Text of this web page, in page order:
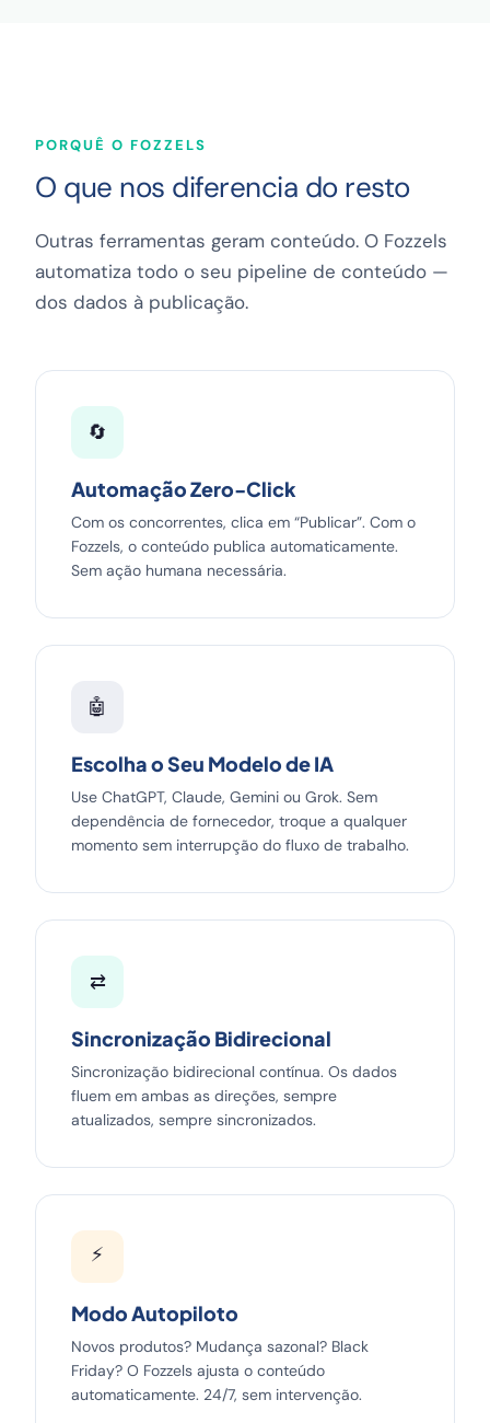
PORQUÊ O FOZZELS
O que nos diferencia do resto
Outras ferramentas geram conteúdo. O Fozzels
automatiza todo o seu pipeline de conteúdo —
dos dados à publicação.
🔄
Automação Zero-Click
Com os concorrentes, clica em “Publicar”. Com o
Fozzels, o conteúdo publica automaticamente.
Sem ação humana necessária.
🤖
Escolha o Seu Modelo de IA
Use ChatGPT, Claude, Gemini ou Grok. Sem
dependência de fornecedor, troque a qualquer
momento sem interrupção do fluxo de trabalho.
⇄
Sincronização Bidirecional
Sincronização bidirecional contínua. Os dados
fluem em ambas as direções, sempre
atualizados, sempre sincronizados.
⚡
Modo Autopiloto
Novos produtos? Mudança sazonal? Black
Friday? O Fozzels ajusta o conteúdo
automaticamente. 24/7, sem intervenção.